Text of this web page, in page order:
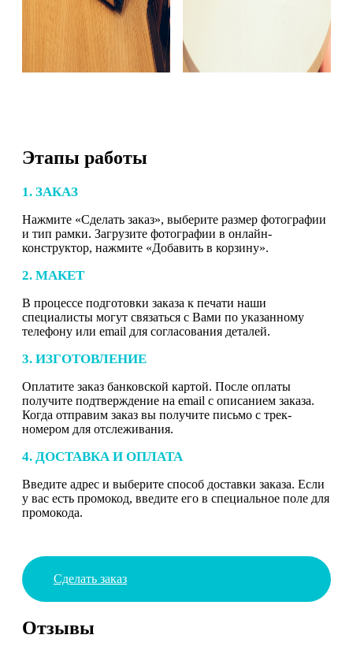
Этапы работы
1. ЗАКАЗ
Нажмите «Сделать заказ», выберите размер фотографии
и тип рамки. Загрузите фотографии в онлайн-
конструктор, нажмите «Добавить в корзину».
2. МАКЕТ
В процессе подготовки заказа к печати наши
специалисты могут связаться с Вами по указанному
телефону или email для согласования деталей.
3. ИЗГОТОВЛЕНИЕ
Оплатите заказ банковской картой. После оплаты
получите подтверждение на email с описанием заказа.
Когда отправим заказ вы получите письмо с трек-
номером для отслеживания.
4. ДОСТАВКА И ОПЛАТА
Введите адрес и выберите способ доставки заказа. Если
у вас есть промокод, введите его в специальное поле для
промокода.
Сделать заказ
Отзывы